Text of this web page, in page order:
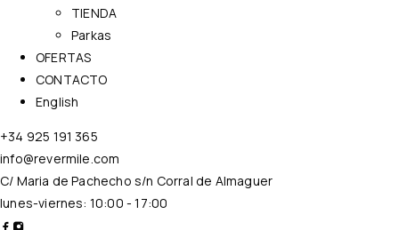
TIENDA
Parkas
OFERTAS
CONTACTO
English
+34 925 191 365
info@revermile.com
C/ Maria de Pachecho s/n Corral de Almaguer
lunes-viernes: 10:00 - 17:00